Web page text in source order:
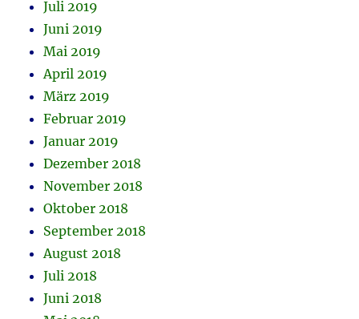
Juli 2019
Juni 2019
Mai 2019
April 2019
März 2019
Februar 2019
Januar 2019
Dezember 2018
November 2018
Oktober 2018
September 2018
August 2018
Juli 2018
Juni 2018